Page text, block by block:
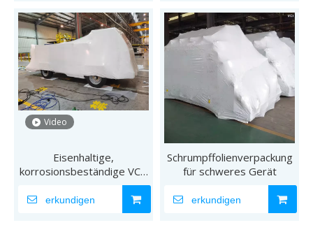
Video
Eisenhaltige,
korrosionsbeständige VCI-
Wärmeschrumpffolie
erkundigen
Schrumpffolienverpackung
für schweres Gerät
erkundigen